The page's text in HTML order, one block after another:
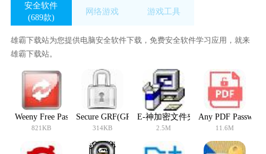
2.USBKey管理，检测USBKey证书信息。
3.快速链接，提供银行主页、个人网银登录和企业网银登录的
快速访问。
安全软件
(689款)
网络游戏
游戏工具
雄霸下载站为您提供电脑安全软件下载，免费安全软件学习应用，就来
雄霸下载站。
Weeny Free Password Manager(密码管理软件)
821KB
Secure GRF(GRF加密软件)
314KB
E-神加密文件夹 V2006 Build
2.5M
Any PDF
11.6M